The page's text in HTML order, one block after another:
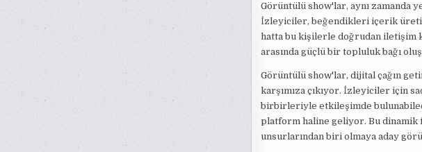
Görüntülü show'lar, aynı zamanda
İzleyiciler, beğendikleri içerik
hatta bu kişilerle doğrudan
arasında güçlü bir topluluk bağı
Görüntülü show'lar, dijital çağın
karşımıza çıkıyor. İzleyiciler için
birbirleriyle etkileşimde
platform haline geliyor. Bu dinamik
unsurlarından biri olmaya aday